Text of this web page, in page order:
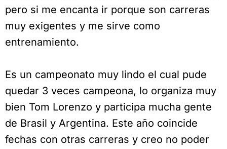
pero si me encanta ir porque son carreras
muy exigentes y me sirve como
entrenamiento.
Es un campeonato muy lindo el cual pude
quedar 3 veces campeona, lo organiza muy
bien Tom Lorenzo y participa mucha gente
de Brasil y Argentina. Este año coincide
fechas con otras carreras y creo no poder